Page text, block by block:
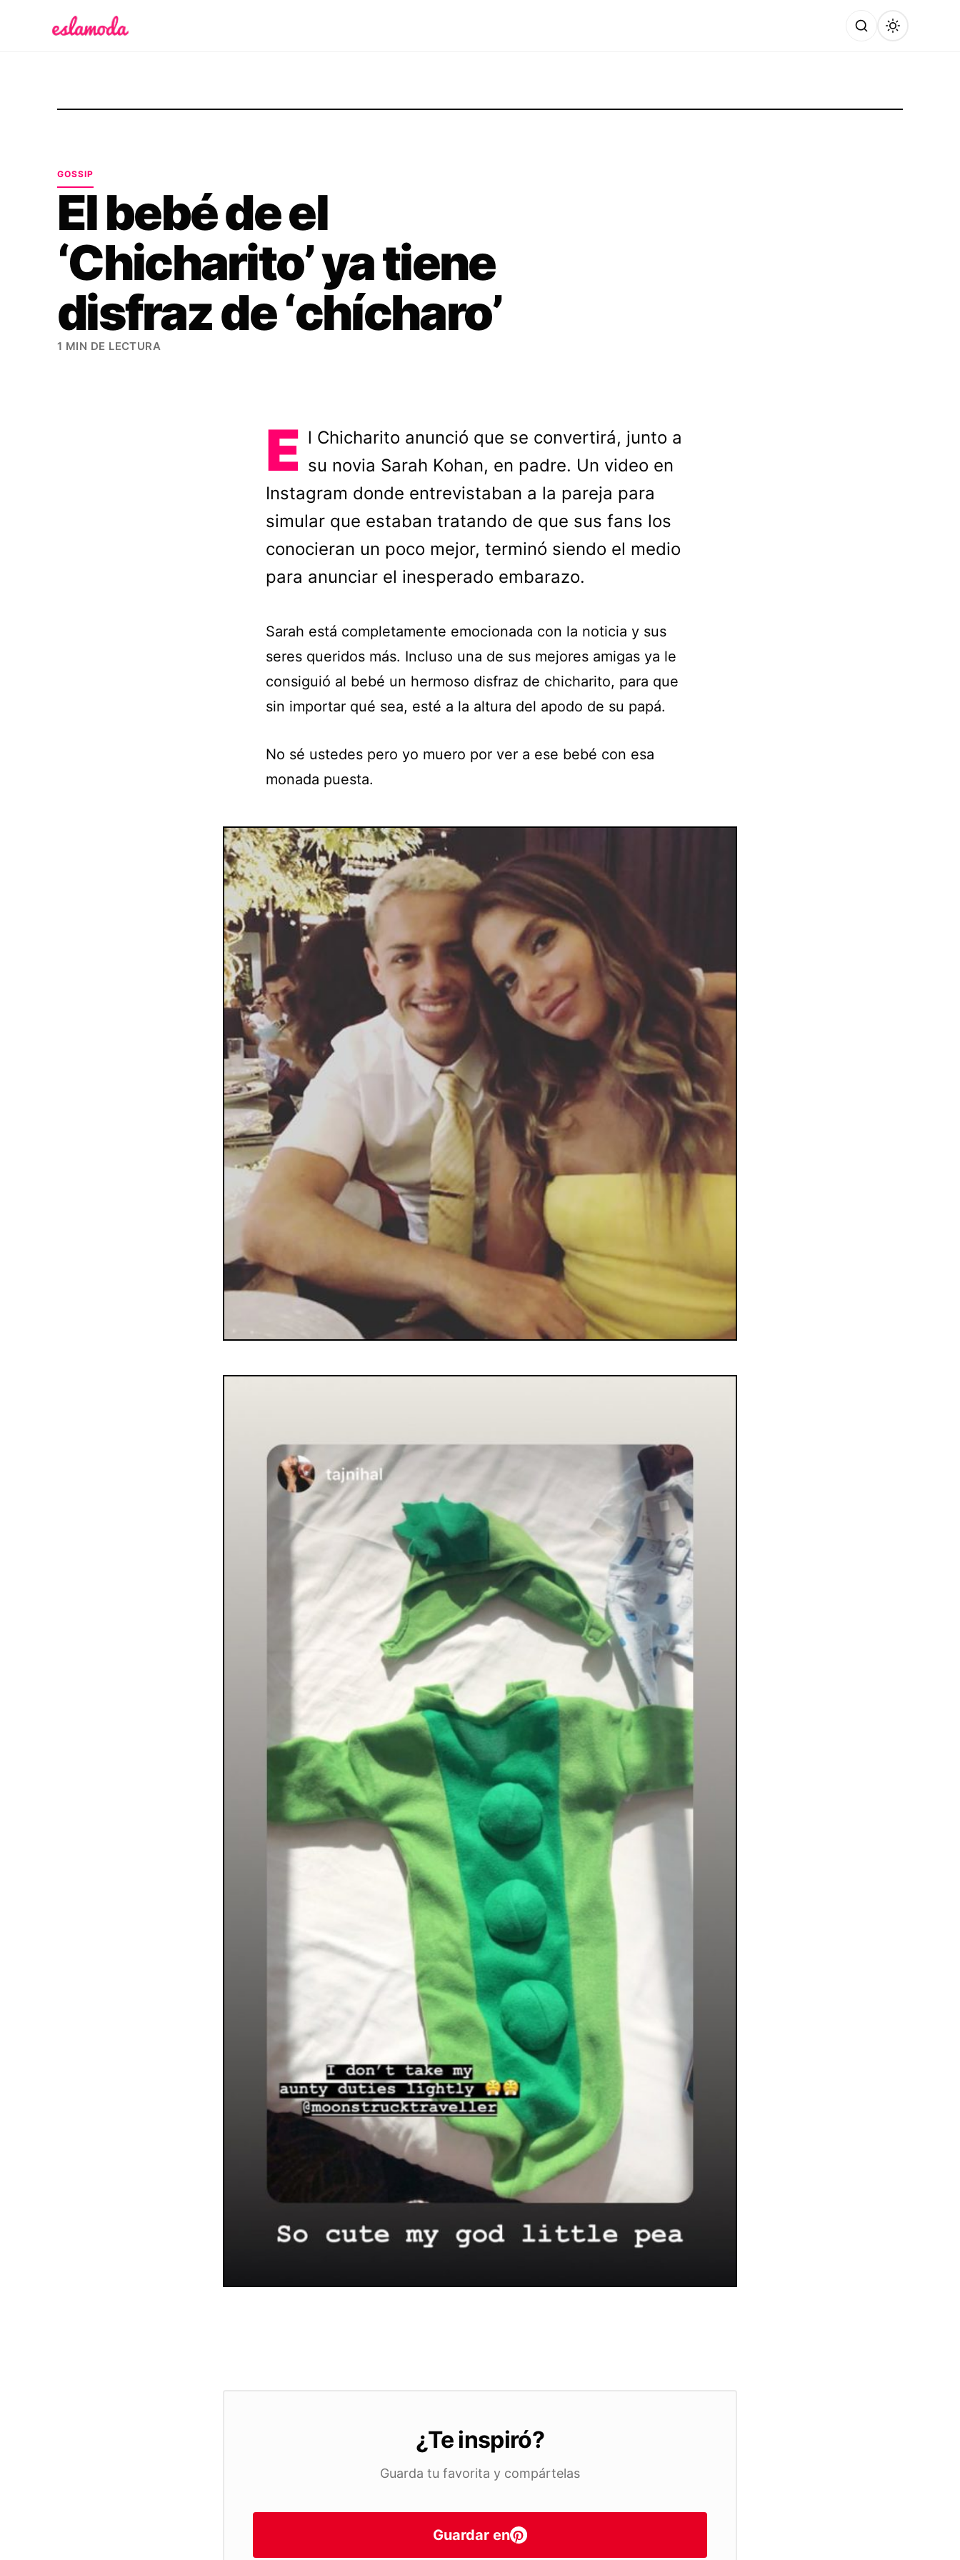
GOSSIP
El bebé de el
‘Chicharito’ ya tiene
disfraz de ‘chícharo’
1 MIN DE LECTURA
E l Chicharito anunció que se convertirá, junto a
su novia Sarah Kohan, en padre. Un video en
Instagram donde entrevistaban a la pareja para
simular que estaban tratando de que sus fans los
conocieran un poco mejor, terminó siendo el medio
para anunciar el inesperado embarazo.
Sarah está completamente emocionada con la noticia y sus
seres queridos más. Incluso una de sus mejores amigas ya le
consiguió al bebé un hermoso disfraz de chicharito, para que
sin importar qué sea, esté a la altura del apodo de su papá.
No sé ustedes pero yo muero por ver a ese bebé con esa
monada puesta.
¿Te inspiró?
Guarda tu favorita y compártelas
Guardar en